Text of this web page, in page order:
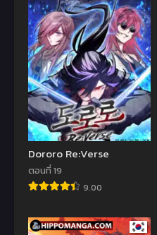
Dororo Re:Verse
ตอนที่ 19
9.00